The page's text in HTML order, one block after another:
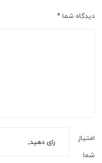
دیدگاه شما *
امتیاز
شما